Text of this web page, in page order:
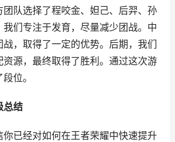
队选择了程咬金、妲己、后羿、孙
们专注于发育，尽量减少团战。中
，取得了一定的优势。后期，我们
源，最终取得了胜利。通过这次游
位。
总结
已经对如何在王者荣耀中快速提升